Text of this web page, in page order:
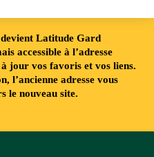
Latitude Gard
accessible à l’adresse
jour vos favoris et vos liens.
l’ancienne adresse vous
le nouveau site.